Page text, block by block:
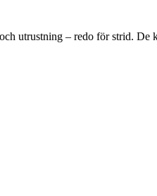
utrustning – redo för strid. De